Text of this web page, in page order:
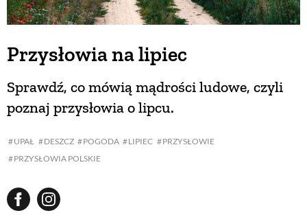
Przysłowia na lipiec
UPAŁ DESZCZ POGODA LIPIEC
PRZYSŁOWIE
PRZYSŁOWIA POLSKIE
Sprawdź, co mówią mądrości ludowe, czyli
poznaj przysłowia o lipcu.